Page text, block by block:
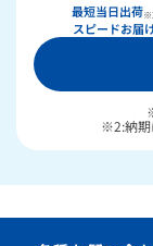
分割手
新品の
最短当日出荷
スピードお届
※2:納期